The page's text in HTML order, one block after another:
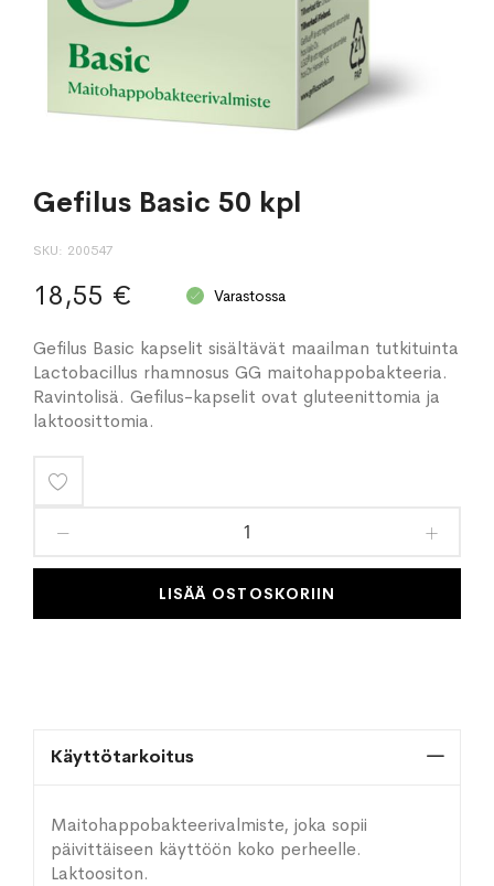
Gefilus Basic 50 kpl
SKU 200547
18,55 € Varastossa
Gefi­lus Basic kapselit sisältävät maailman tutkituinta
Lactobacillus rhamnosus GG maitohappobakteeria.
Ravintolisä. Gefilus-kapselit ovat gluteenittomia ja
laktoosittomia.
toivelistaan
LISÄÄ OSTOSKORIIN
Käyttötarkoitus
Maitohappobakteerivalmiste, joka sopii
päivittäiseen käyttöön koko perheelle.
Laktoositon.